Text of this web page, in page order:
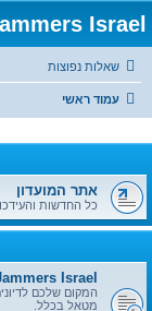
Israel
שאלות נפוצות
עמוד ראשי
אתר המועדון
כל החדשות
Israel
המקום שלכם
מטאל בכלל.